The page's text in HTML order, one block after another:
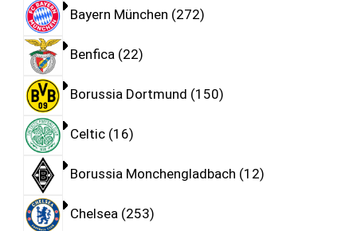
Bayern München 272
Benfica 22
Borussia Dortmund 150
Celtic 16
Borussia Monchengladbach 12
Chelsea 253